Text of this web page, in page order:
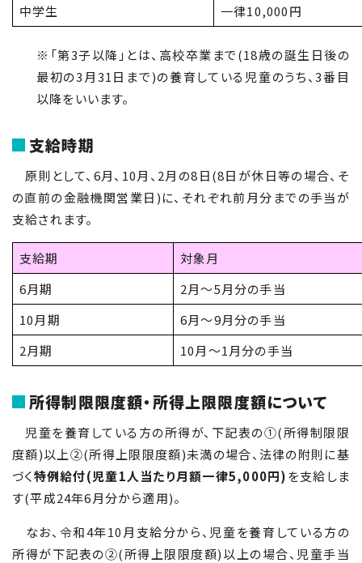
中学生
一律10,000円
※「第3子以降」とは、高校卒業まで(18歳の誕生日後の
最初の3月31日まで)の養育している児童のうち、3番目
以降をいいます。
支給時期
原則として、6月、10月、2月の8日(8日が休日等の場合、そ
の直前の金融機関営業日)に、それぞれ前月分までの手当が
支給されます。
支給期
対象月
6月期
2月～5月分の手当
10月期
6月～9月分の手当
2月期
10月～1月分の手当
所得制限限度額・所得上限限度額について
児童を養育している方の所得が、下記表の①(所得制限限
度額)以上②(所得上限限度額)未満の場合、法律の附則に基
づく特例給付(児童1人当たり月額一律5,000円)を支給しま
す(平成24年6月分から適用)。
なお、令和4年10月支給分から、児童を養育している方の
所得が下記表の②(所得上限限度額)以上の場合、児童手当